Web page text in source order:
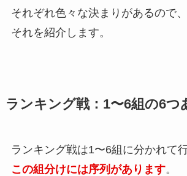
それぞれ色々な決まりがあるので、
それを紹介します。
ランキング戦：1〜6組の6つ
ランキング戦は1〜6組に分かれて
この組分けには序列があります。